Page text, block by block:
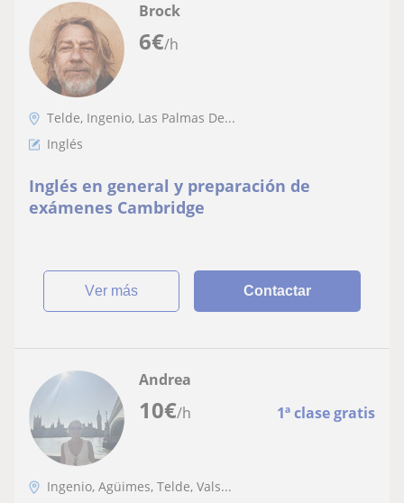
6€/h
Brock
Telde, Ingenio, Las Palmas De...
Inglés
Inglés en general y preparación de
exámenes Cambridge
ver más Contactar
10€/h 1ª clase gratis
Andrea
Ingenio, Agüimes, Telde, Vals...